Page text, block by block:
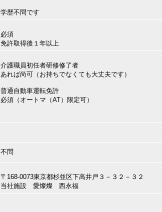
学歴不問です
必須
免許取得後１年以上
介護職員初任者研修修了者
あれば尚可（お持ちでなくても大丈夫です）
普通自動車運転免許
必須（オートマ（AT）限定可）
不問
〒168-0073東京都杉並区下高井戸３－３２－３２
当社施設 愛燦燦 西永福